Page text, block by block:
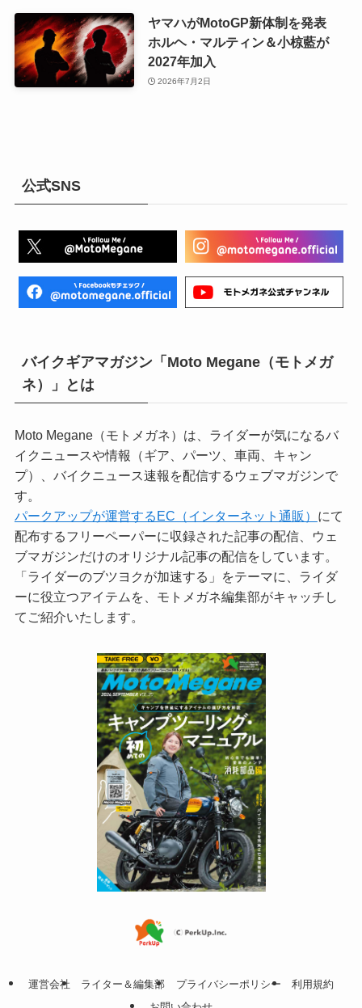
ヤマハがMotoGP新体制を発表
ホルヘ・マルティン＆小椋藍が
2027年加入
2026年7月2日
公式SNS
バイクギアマガジン「Moto Megane（モトメガ
ネ）」とは
Moto Megane（モトメガネ）は、ライダーが気になるバ
イクニュースや情報（ギア、パーツ、車両、キャン
プ）、バイクニュース速報を配信するウェブマガジンで
す。
パークアップが運営するEC（インターネット通販） にて
配布するフリーペーパーに収録された記事の配信、ウェ
ブマガジンだけのオリジナル記事の配信をしています。
「ライダーのブツヨクが加速する」をテーマに、ライダ
ーに役立つアイテムを、モトメガネ編集部がキャッチし
てご紹介いたします。
運営会社 ライター＆編集部 プライバシーポリシー
利用規約